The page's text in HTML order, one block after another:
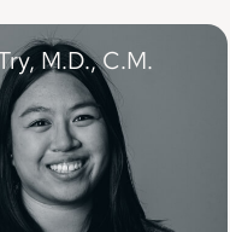
M.D., C.M.
de la campagne